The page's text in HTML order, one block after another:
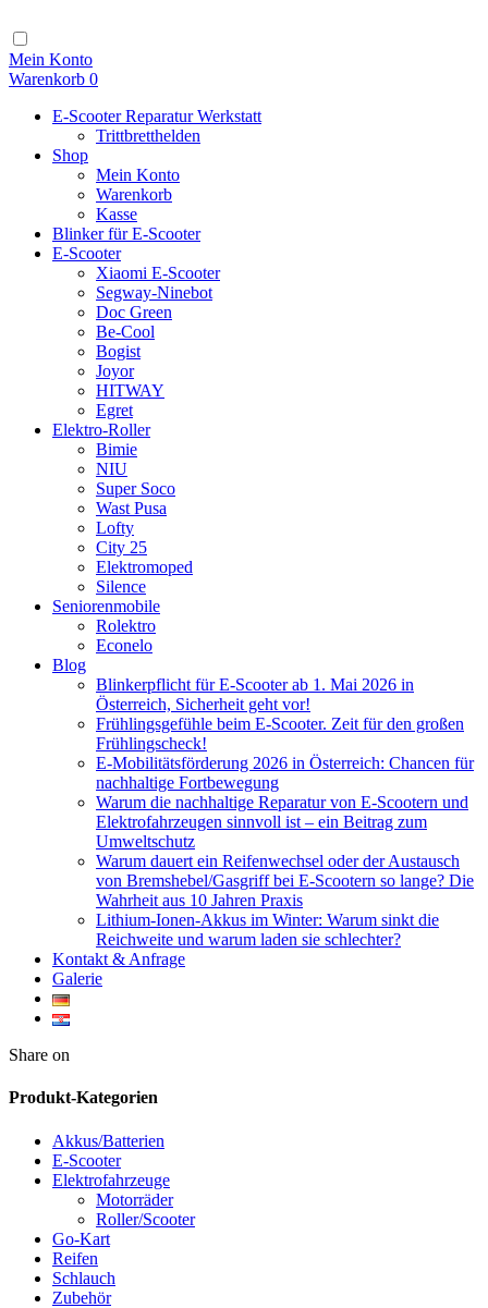
Inhalt
Mein Konto
Warenkorb 0
E-Scooter Reparatur Werkstatt
Trittbretthelden
Shop
Mein Konto
Warenkorb
Kasse
Blinker für E-Scooter
E-Scooter
Xiaomi E-Scooter
Segway-Ninebot
Doc Green
Be-Cool
Bogist
Joyor
HITWAY
Egret
Elektro-Roller
Bimie
NIU
Super Soco
Wast Pusa
Lofty
City 25
Elektromoped
Silence
Seniorenmobile
Rolektro
Econelo
Blog
Blinkerpflicht für E-Scooter ab 1. Mai 2026 in
Österreich, Sicherheit geht vor!
Frühlingsgefühle beim E-Scooter. Zeit für den großen
Frühlingscheck!
E-Mobilitätsförderung 2026 in Österreich: Chancen für
nachhaltige Fortbewegung
Warum die nachhaltige Reparatur von E-Scootern und
Elektrofahrzeugen sinnvoll ist – ein Beitrag zum
Umweltschutz
Warum dauert ein Reifenwechsel oder der Austausch
von Bremshebel/Gasgriff bei E-Scootern so lange? Die
Wahrheit aus 10 Jahren Praxis
Lithium-Ionen-Akkus im Winter: Warum sinkt die
Reichweite und warum laden sie schlechter?
Kontakt & Anfrage
Galerie
Share on
Produkt-Kategorien
Akkus/Batterien
E-Scooter
Elektrofahrzeuge
Motorräder
Roller/Scooter
Go-Kart
Reifen
Schlauch
Zubehör